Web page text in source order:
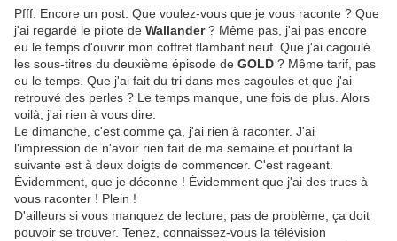
Pfff. Encore un post. Que voulez-vous que je vous raconte ? Que
j'ai regardé le pilote de Wallander? Même pas, j'ai pas encore
eu le temps d'ouvrir mon coffret flambant neuf. Que j'ai cagoulé
les sous-titres du deuxième épisode de GOLD ? Même tarif, pas
eu le temps. Que j'ai fait du tri dans mes cagoules et que j'ai
retrouvé des perles ? Le temps manque, une fois de plus. Alors
voilà, j'ai rien à vous dire.
Le dimanche, c'est comme ça, j'ai rien à raconter. J'ai
l'impression de n'avoir rien fait de ma semaine et pourtant la
suivante est à deux doigts de commencer. C'est rageant.
Évidemment, que je déconne ! Évidemment que j'ai des trucs à
vous raconter ! Plein !
D'ailleurs si vous manquez de lecture, pas de problème, ça doit
pouvoir se trouver. Tenez, connaissez-vous la télévision